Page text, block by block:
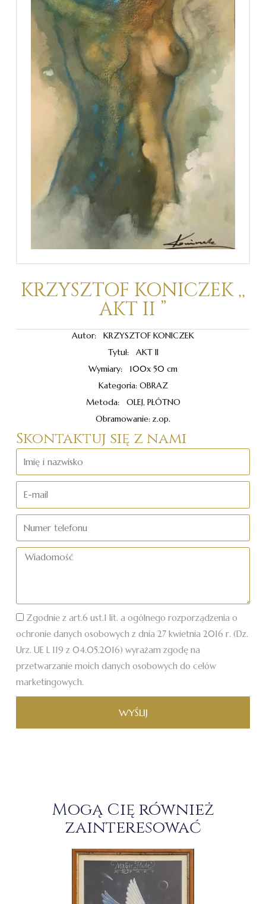
KRZYSZTOF KONICZEK ,,
AKT II ”
Autor: KRZYSZTOF KONICZEK
Tytuł: AKT II
Wymiary: 100x 50 cm
Kategoria: OBRAZ
Metoda: OLEJ, PŁÓTNO
Obramowanie: z.op.
Skontaktuj się z nami
i
mail
telefonu
Wiadomość
Zgodnie z art.6 ust.1 lit. a ogólnego rozporządzenia o
ochronie danych osobowych z dnia 27 kwietnia 2016 r. (Dz.
Urz. UE L 119 z 04.05.2016) wyrażam zgodę na
przetwarzanie moich danych osobowych do celów
marketingowych.
WYŚLIJ
Mogą Cię również
zainteresować